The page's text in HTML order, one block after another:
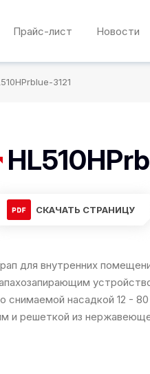
Прайс-лист Новости
3121
СКАЧАТЬ СТРАНИЦУ
для внутренних
снимаемой насадкой 12 -
и решеткой из